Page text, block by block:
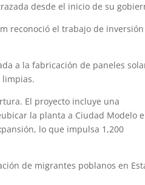
desde el inicio de su
reconoció el trabajo de
a la fabricación de paneles
limpias.
El proyecto incluye una
la planta a Ciudad Modelo
lo que impulsa 1,200
de migrantes poblanos en